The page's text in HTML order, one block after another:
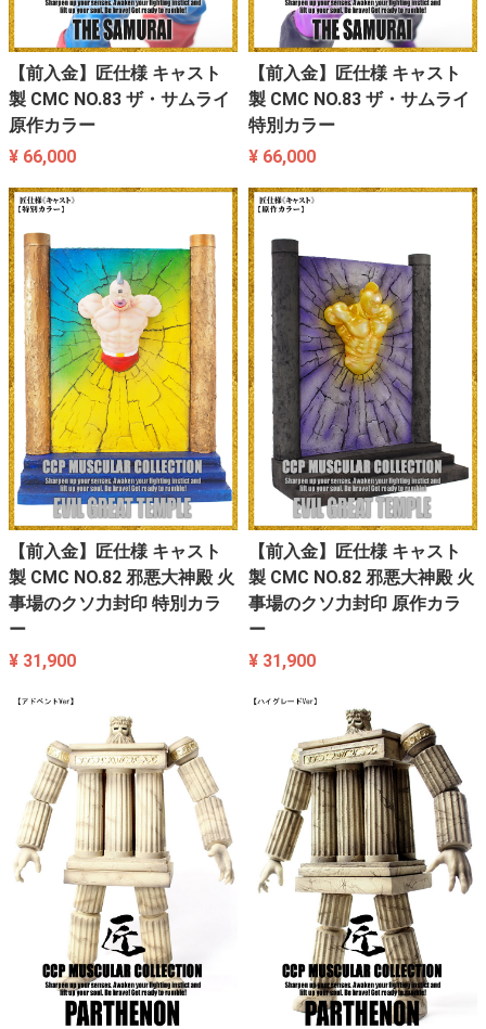
【前入金】匠仕様 キャスト
製 CMC NO.83 ザ・サムライ
原作カラー
¥ 66,000
【前入金】匠仕様 キャスト
製 CMC NO.83 ザ・サムライ
特別カラー
¥ 66,000
【前入金】匠仕様 キャスト
製 CMC NO.82 邪悪大神殿 火
事場のクソ力封印 特別カラ
ー
¥ 31,900
【前入金】匠仕様 キャスト
製 CMC NO.82 邪悪大神殿 火
事場のクソ力封印 原作カラ
ー
¥ 31,900